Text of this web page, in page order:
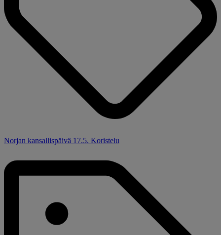
Norjan kansallispäivä 17.5. Koristelu